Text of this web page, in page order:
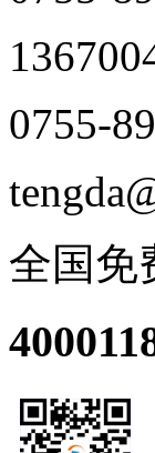
0755-
全国免